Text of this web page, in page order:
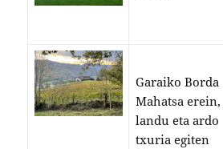
Garaiko Borda
Mahatsa erein,
landu eta ardo
txuria egiten